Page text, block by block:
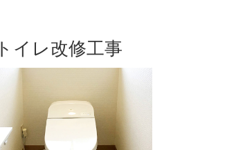
トイレ改修工事